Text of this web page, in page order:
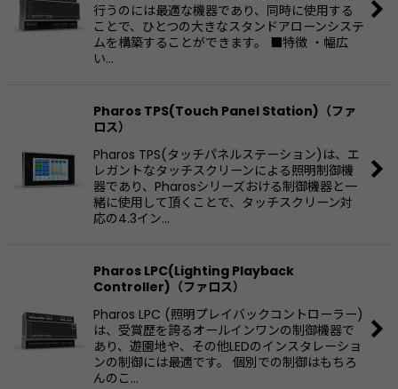
行うのには最適な機器であり、同時に使用する
ことで、ひとつの大きなスタンドアローンシステ
ムを構築することができます。 ■特徴 ・幅広
い…
Pharos TPS(Touch Panel Station)（ファ
ロス）
Pharos TPS(タッチパネルステーション)は、エ
レガントなタッチスクリーンによる照明制御機
器であり、Pharosシリーズおける制御機器と一
緒に使用して頂くことで、タッチスクリーン対
応の4.3イン…
Pharos LPC(Lighting Playback
Controller)（ファロス）
Pharos LPC (照明プレイバックコントローラー)
は、受賞歴を誇るオールインワンの制御機器で
あり、遊園地や、その他LEDのインスタレーショ
ンの制御には最適です。 個別での制御はもちろ
んのこ…